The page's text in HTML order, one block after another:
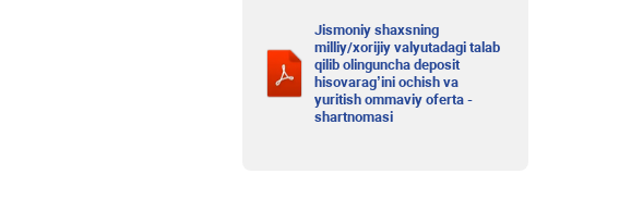
Jismoniy shaxsning
milliy/xorijiy valyutadagi talab
qilib olinguncha deposit
hisovarag’ini ochish va
yuritish ommaviy oferta -
shartnomasi